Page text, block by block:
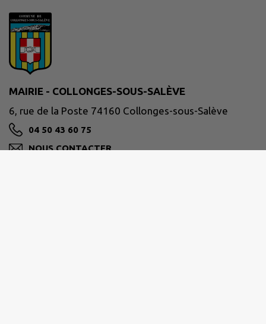
MAIRIE - COLLONGES-SOUS-SALÈVE
6, rue de la Poste 74160 Collonges-sous-Salève
04 50 43 60 75
NOUS CONTACTER